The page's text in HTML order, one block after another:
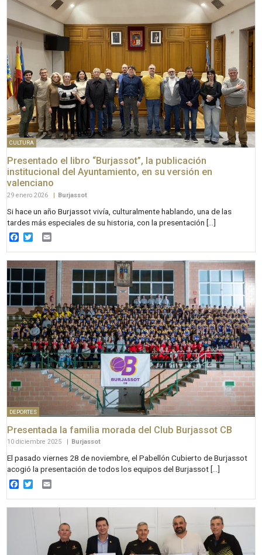
CULTURA
Presentado el libro “Burjassot”, la publicación
institucional del Ayuntamiento, en su versión en
valenciano
29 enero 2026 | Burjassot
Si hace un año Burjassot vivía, culturalmente hablando, una de las
tardes más especiales de su historia, con la presentación […]
Facebook
Twitter
DEPORTES
Presentada la familia morada del Club Burjassot CB
10 diciembre 2025 Burjassot
El pasado viernes 28 de noviembre, el Pabellón Cubierto de Burjassot
acogió la presentación de todos los equipos del Burjassot […]
Facebook
Twitter